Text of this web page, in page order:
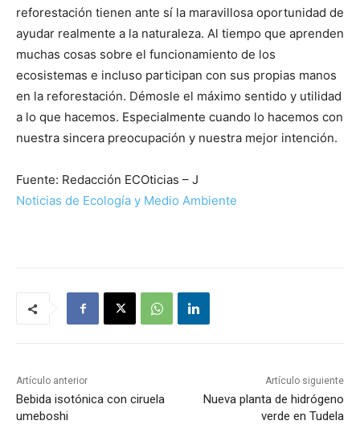
reforestación tienen ante sí la maravillosa oportunidad de
ayudar realmente a la naturaleza. Al tiempo que aprenden
muchas cosas sobre el funcionamiento de los
ecosistemas e incluso participan con sus propias manos
en la reforestación. Démosle el máximo sentido y utilidad
a lo que hacemos. Especialmente cuando lo hacemos con
nuestra sincera preocupación y nuestra mejor intención.
Fuente: Redacción ECOticias – J
Noticias de Ecología y Medio Ambiente
Artículo anterior
Bebida isotónica con ciruela
umeboshi
Artículo siguiente
Nueva planta de hidrógeno
verde en Tudela